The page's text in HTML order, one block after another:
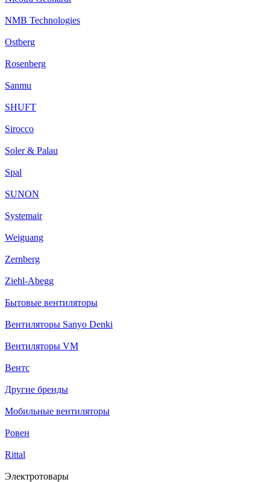
NMB Technologies
Ostberg
Rosenberg
Sanmu
SHUFT
Sirocco
Soler & Palau
Spal
SUNON
Systemair
Weiguang
Zernberg
Ziehl-Abegg
Бытовые вентиляторы
Вентиляторы Sanyo Denki
Вентиляторы VM
Вентс
Другие бренды
Мобильные вентиляторы
Ровен
Rittal
Электротовары